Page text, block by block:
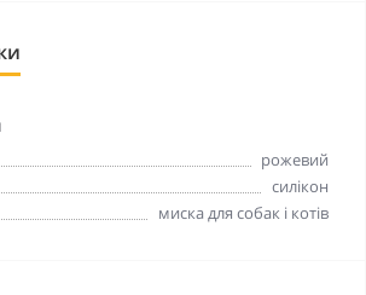
рожевий
силікон
миска для собак і котів